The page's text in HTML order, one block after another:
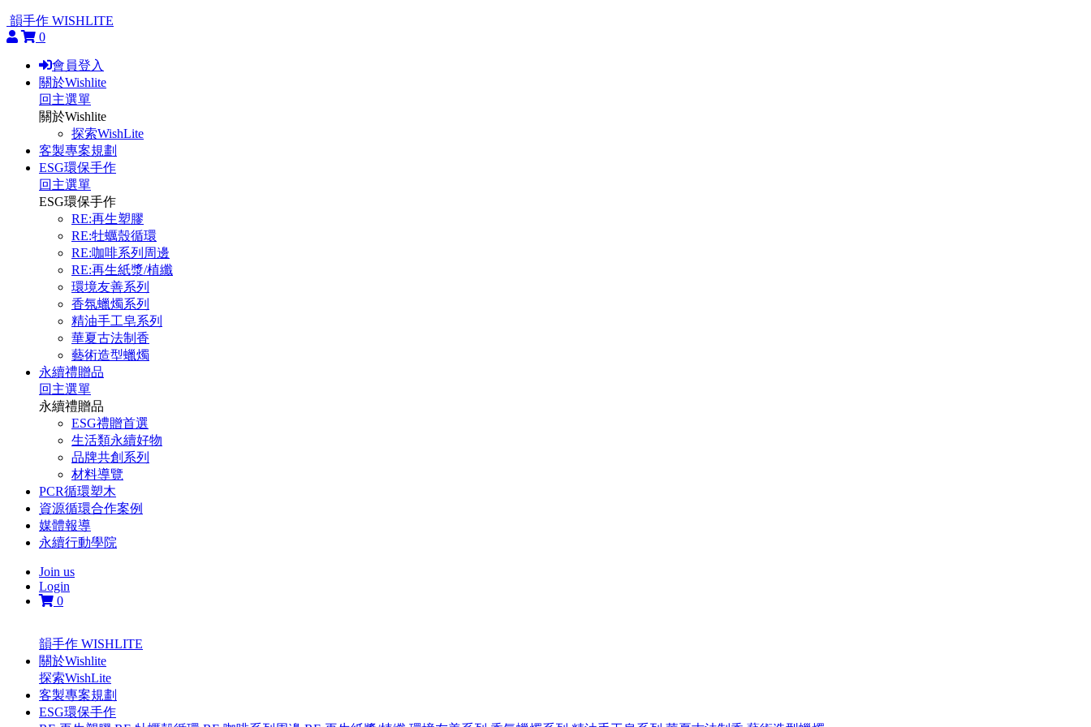
韻手作 WISHLITE
0
會員登入
關於Wishlite
回主選單
關於Wishlite
探索WishLite
客製專案規劃
ESG環保手作
回主選單
ESG環保手作
RE:再生塑膠
RE:牡蠣殼循環
RE:咖啡系列周邊
RE:再生紙漿/植纖
環境友善系列
香氛蠟燭系列
精油手工皂系列
華夏古法制香
藝術造型蠟燭
永續禮贈品
回主選單
永續禮贈品
ESG禮贈首選
生活類永續好物
品牌共創系列
材料導覽
PCR循環塑木
資源循環合作案例
媒體報導
永續行動學院
Join us
Login
0
韻手作 WISHLITE
關於Wishlite
探索WishLite
客製專案規劃
ESG環保手作